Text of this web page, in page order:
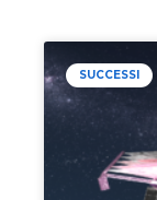
SUCCESSI